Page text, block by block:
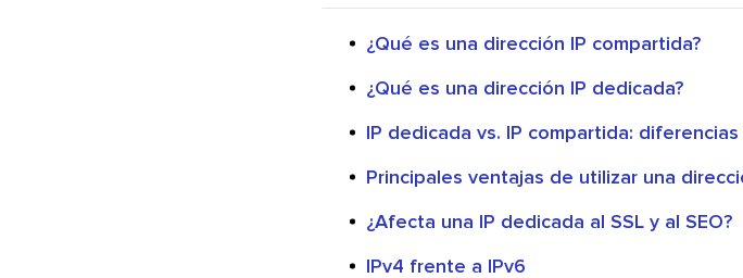
¿Qué es una dirección IP compartida?
¿Qué es una dirección IP dedicada?
IP dedicada vs. IP compartida: diferencias
Principales ventajas de utilizar una
¿Afecta una IP dedicada al SSL y al SEO?
IPv4 frente a IPv6